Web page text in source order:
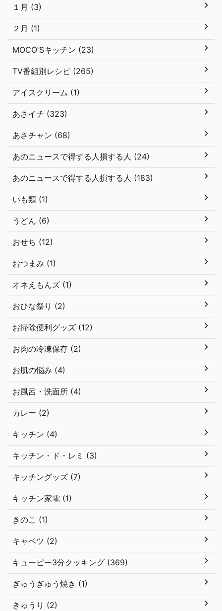
１月 (3)
２月 (1)
MOCO'Sキッチン (23)
TV番組別レシピ (265)
アイスクリーム (1)
あさイチ (323)
あさチャン (68)
あのニュースで得する人損する人 (24)
あのニュースで得する人損する人 (183)
いも類 (1)
うどん (6)
おせち (12)
おつまみ (1)
オネえもんズ (1)
おひな祭り (2)
お掃除便利グッズ (12)
お肉の冷凍保存 (2)
お肌の悩み (4)
お風呂・洗面所 (4)
カレー (2)
キッチン (4)
キッチン・ド・レミ (3)
キッチングッズ (7)
キッチン家電 (1)
きのこ (1)
キャベツ (2)
キューピー3分クッキング (369)
ぎゅうぎゅう焼き (1)
きゅうり (2)